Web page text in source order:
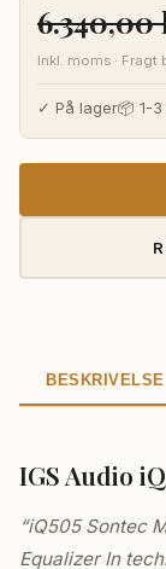
6.340,00
Inkl. moms ·
✓ På lager📦 1-
BESKRIVELSE
IGS Audio
“iQ505 Sontec
Equalizer In